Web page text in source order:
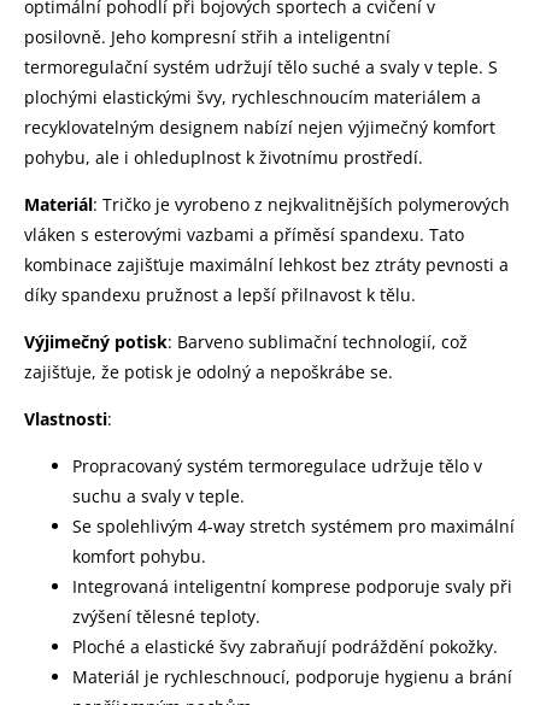
optimální pohodlí při bojových sportech a cvičení v
posilovně. Jeho kompresní střih a inteligentní
termoregulační systém udržují tělo suché a svaly v teple. S
plochými elastickými švy, rychleschnoucím materiálem a
recyklovatelným designem nabízí nejen výjimečný komfort
pohybu, ale i ohleduplnost k životnímu prostředí.
Materiál: Tričko je vyrobeno z nejkvalitnějších polymerových
vláken s esterovými vazbami a příměsí spandexu. Tato
kombinace zajišťuje maximální lehkost bez ztráty pevnosti a
díky spandexu pružnost a lepší přilnavost k tělu.
Výjimečný potisk: Barveno sublimační technologií, což
zajišťuje, že potisk je odolný a nepoškrábe se.
Vlastnosti:
Propracovaný systém termoregulace udržuje tělo v
suchu a svaly v teple.
Se spolehlivým 4-way stretch systémem pro maximální
komfort pohybu.
Integrovaná inteligentní komprese podporuje svaly při
zvýšení tělesné teploty.
Ploché a elastické švy zabraňují podráždění pokožky.
Materiál je rychleschnoucí, podporuje hygienu a brání